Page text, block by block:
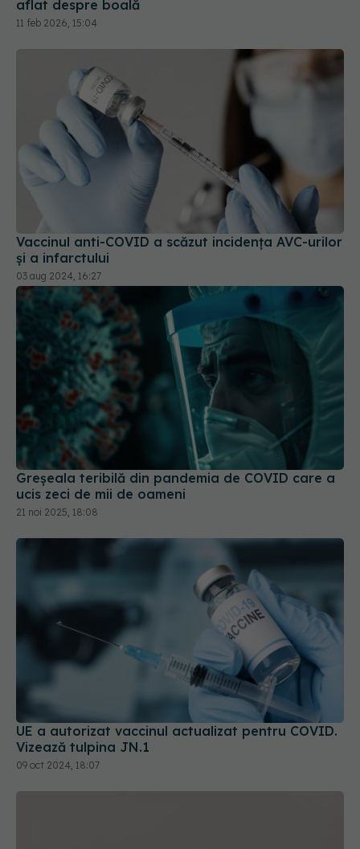
aflat despre boală
11 feb 2026, 15:04
Vaccinul anti-COVID a scăzut incidența AVC-urilor
și a infarctului
03 aug 2024, 16:27
Greșeala teribilă din pandemia de COVID care a
ucis zeci de mii de oameni
21 noi 2025, 18:08
UE a autorizat vaccinul actualizat pentru COVID.
Vizează tulpina JN.1
09 oct 2024, 18:07